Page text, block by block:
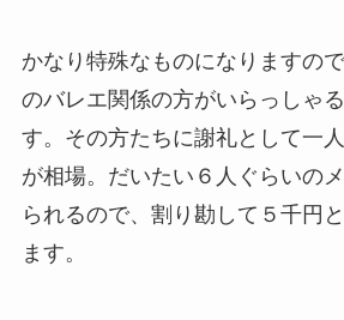
かなり特殊なものになりますの
のバレエ関係の方がいらっしゃ
す。その方たちに謝礼として一
が相場。だいたい６人ぐらいの
られるので、割り勘して５千円
ます。